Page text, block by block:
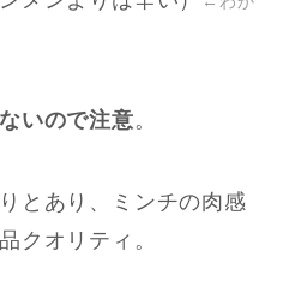
いので注意。
とあり、ミンチの肉感
クオリティ。